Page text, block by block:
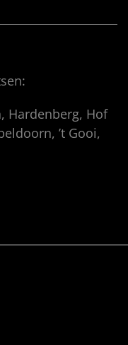
Hardenberg, Hof
’t Gooi,